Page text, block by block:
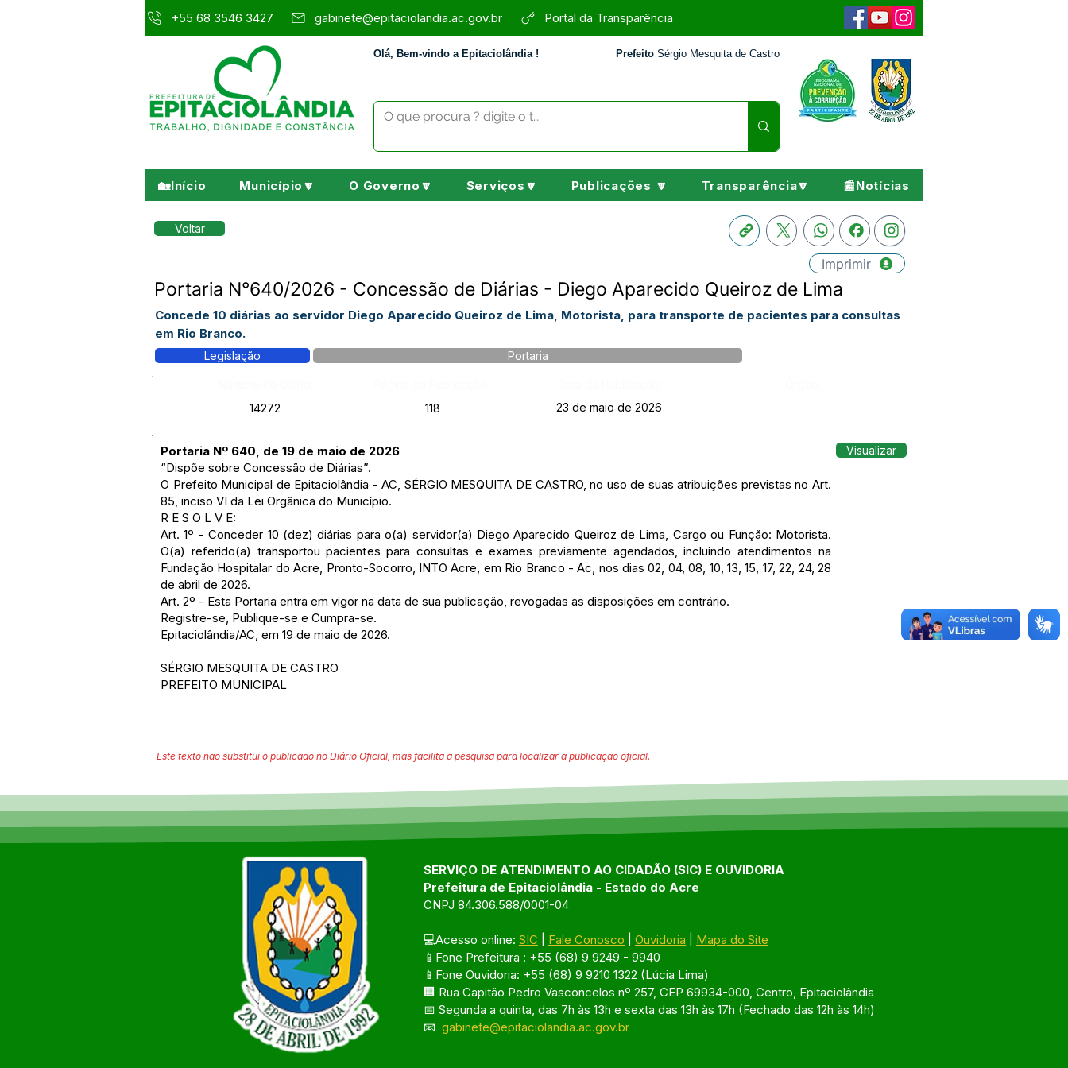
+55 68 3546 3427 gabinete@epitaciolandia.ac.gov.br Portal da Transparência
Olá, Bem-vindo a Epitaciolândia ! Prefeito Sérgio Mesquita de Castro
🏡Início Município🔽 O Governo🔽 Serviços🔽 Publicações 🔽 Transparência🔽 📰Notícias
Voltar
Imprimir
Portaria N°640/2026 - Concessão de Diárias - Diego Aparecido Queiroz de Lima
Concede 10 diárias ao servidor Diego Aparecido Queiroz de Lima, Motorista, para transporte de pacientes para consultas
em Rio Branco.
Legislação Portaria
14272
118 23 de maio de 2026
Portaria Nº 640, de 19 de maio de 2026
“Dispõe sobre Concessão de Diárias”.
O Prefeito Municipal de Epitaciolândia - AC, SÉRGIO MESQUITA DE CASTRO, no uso de suas atribuições previstas no Art.
85, inciso VI da Lei Orgânica do Município.
R E S O L V E:
Art. 1º - Conceder 10 (dez) diárias para o(a) servidor(a) Diego Aparecido Queiroz de Lima, Cargo ou Função: Motorista.
O(a) referido(a) transportou pacientes para consultas e exames previamente agendados, incluindo atendimentos na
Fundação Hospitalar do Acre, Pronto-Socorro, INTO Acre, em Rio Branco - Ac, nos dias 02, 04, 08, 10, 13, 15, 17, 22, 24, 28
de abril de 2026.
Art. 2º - Esta Portaria entra em vigor na data de sua publicação, revogadas as disposições em contrário.
Registre-se, Publique-se e Cumpra-se.
Epitaciolândia/AC, em 19 de maio de 2026.
SÉRGIO MESQUITA DE CASTRO
PREFEITO MUNICIPAL
Visualizar
Este texto não substitui o publicado no Diário Oficial, mas facilita a pesquisa para localizar a publicação oficial.
SERVIÇO DE ATENDIMENTO AO CIDADÃO (SIC) E OUVIDORIA
Prefeitura de Epitaciolândia - Estado do Acre
CNPJ 84.306.588/0001-04
💻Acesso online: SIC Fale Conosco Ouvidoria
Mapa do Site
📱Fone Prefeitura : +55 (68) 9 9249 - 9940
📱Fone Ouvidoria: +55 (68) 9 9210 1322 (Lúcia Lima)
🏢 Rua Capitão Pedro Vasconcelos nº 257, CEP 69934-000, Centro, Epitaciolândia
📅 Segunda a quinta, das 7h às 13h e sexta das 13h às 17h (Fechado das 12h às 14h)
📧 gabinete@epitaciolandia.ac.gov.br